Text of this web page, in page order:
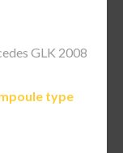
GLK 2008
type